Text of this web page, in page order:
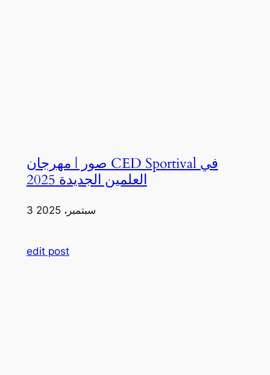
صور | مهرجان CED Sportival في
العلمين الجديدة 2025
3 سبتمبر، 2025
edit post